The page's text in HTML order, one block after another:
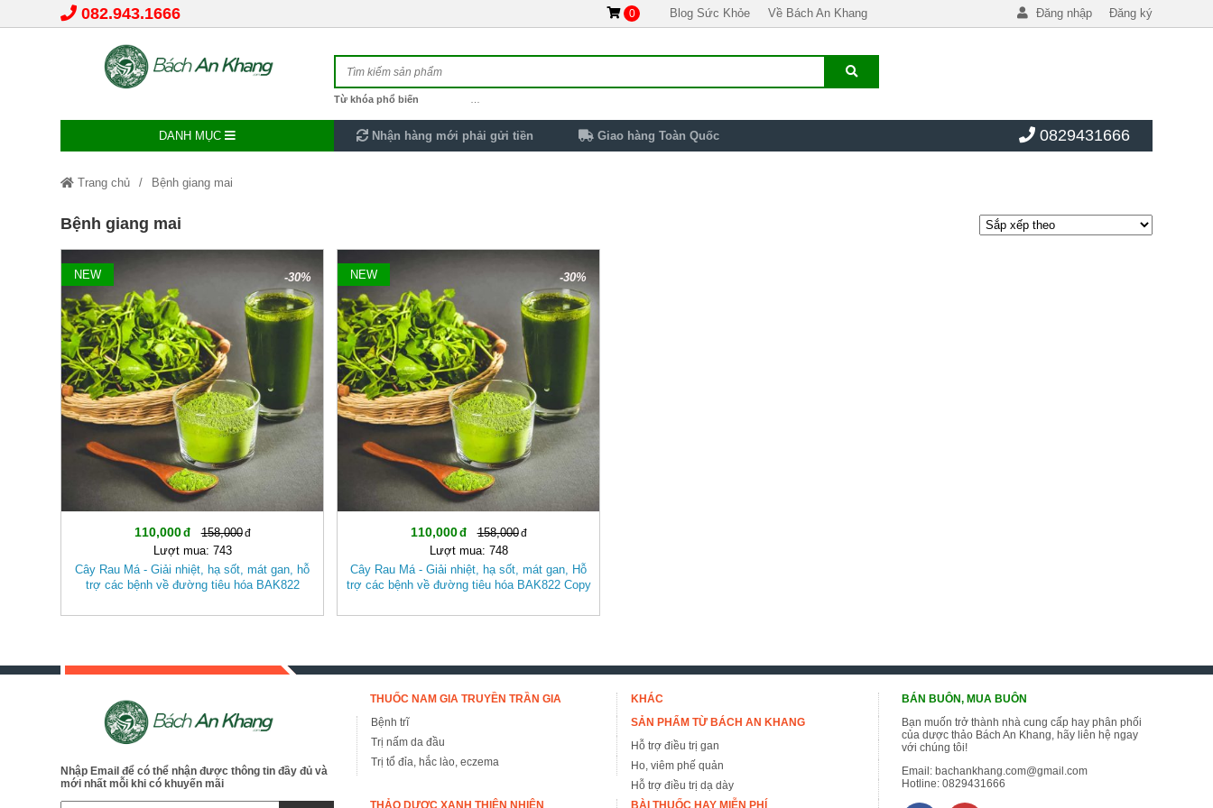
082.943.1666 0 Blog Sức Khỏe Về Bách An Khang Đăng nhập Đăng ký
Từ khóa phổ biến
DANH MỤC Nhận hàng mới phải gửi tiền Giao hàng Toàn Quốc 0829431666
Trang chủ Bệnh giang mai
Bệnh giang mai
-30%
NEW
110,000
158,000
Lượt mua: 743
Cây Rau Má - Giải nhiệt, hạ sốt, mát gan, hỗ
trợ các bệnh về đường tiêu hóa BAK822
-30%
NEW
110,000
158,000
Lượt mua: 748
Cây Rau Má - Giải nhiệt, hạ sốt, mát gan, Hỗ
trợ các bệnh về đường tiêu hóa BAK822 Copy
Nhập Email để có thể nhận được thông tin đầy đủ và
mới nhất mỗi khi có khuyến mãi
THUỐC NAM GIA TRUYỀN TRẦN GIA
Bệnh trĩ
Trị nấm da đầu
Trị tổ đỉa, hắc lào, eczema
KHÁC
SẢN PHẨM TỪ BÁCH AN KHANG
Hỗ trợ điều trị gan
Ho, viêm phế quản
Hỗ trợ điều trị dạ dày
THẢO DƯỢC XANH THIÊN NHIÊN
BÀI THUỐC HAY MIỄN PHÍ
BÁN BUÔN, MUA BUÔN
Bạn muốn trở thành nhà cung cấp hay phân phối
của dược thảo Bách An Khang, hãy liên hệ ngay
với chúng tôi!
Email:bachankhang.com@gmail.com
Hotline:0829431666